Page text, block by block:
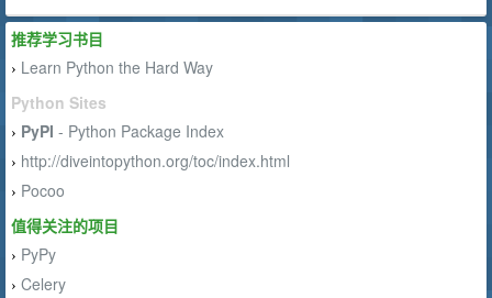
推荐学习书目
› Learn Python the Hard Way
Python Sites
› PyPI - Python Package Index
› http://diveintopython.org/toc/index.html
› Pocoo
值得关注的项目
› PyPy
› Celery